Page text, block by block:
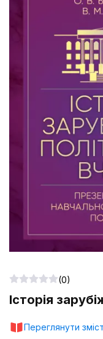
Історія
Переглянути зміст
(0)